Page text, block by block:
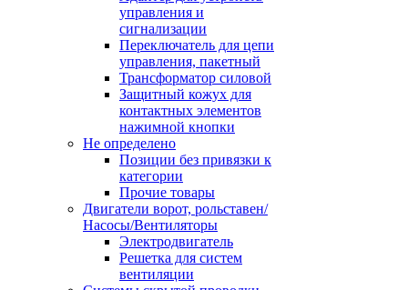
управления и
сигнализации
Переключатель для цепи
управления, пакетный
Трансформатор силовой
Защитный кожух для
контактных элементов
нажимной кнопки
Не определено
Позиции без привязки к
категории
Прочие товары
Двигатели ворот, рольставен/
Насосы/Вентиляторы
Электродвигатель
Решетка для систем
вентиляции